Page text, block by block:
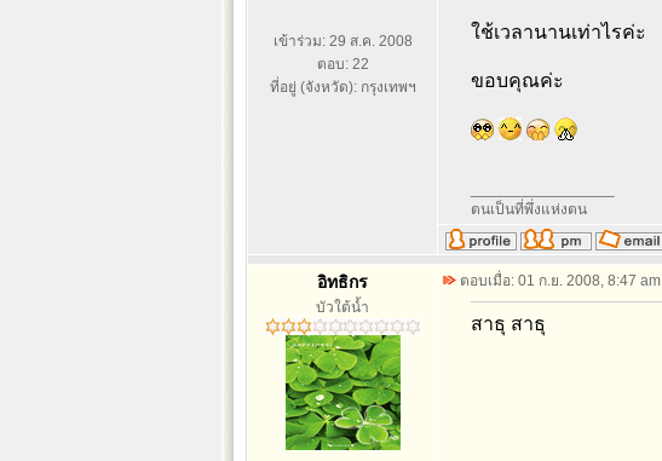
เข้าร่วม: 29 ส.ค. 2008
ตอบ: 22
ที่อยู่ (จังหวัด): กรุงเทพฯ
ใช้เวลานานเท่าไรค่ะ
ขอบคุณค่ะ
ตนเป็นที่พึ่งแห่งตน
อิทธิกร
บัวใต้น้ำ
ตอบเมื่อ: 01 ก.ย. 2008, 8:47 am
สาธุ สาธุ